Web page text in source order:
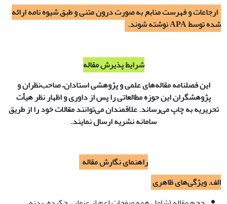
ارجاعات و فهرست منابع به صورت درون متنی و طبق شیوه­ نامه ارائه
شده توسط APA نوشته شوند.
شرایط پذیرش مقاله
این فصلنامه مقاله‌های علمی و پژوهشی استادان، صاحب‌نظران و
پژوهشگران این حوزه مطالعاتی را پس از داوری و اظهار نظر هیأت
تحریریه به چاپ می‌رساند‌. علاقمندان می‌توانند مقالات خود را از طریق
سامانه نشریه ارسال نمایند.
راهنمای نگارش مقاله
الف. ویژگی‌های ظاهری